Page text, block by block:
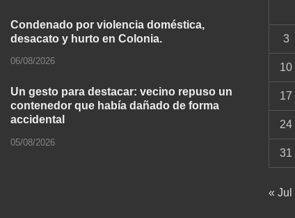
Condenado por violencia doméstica,
desacato y hurto en Colonia.
06/08/2026
Un gesto para destacar: vecino repuso un
contenedor que había dañado de forma
accidental
05/08/2026
3
10
17
24
31
« Jul